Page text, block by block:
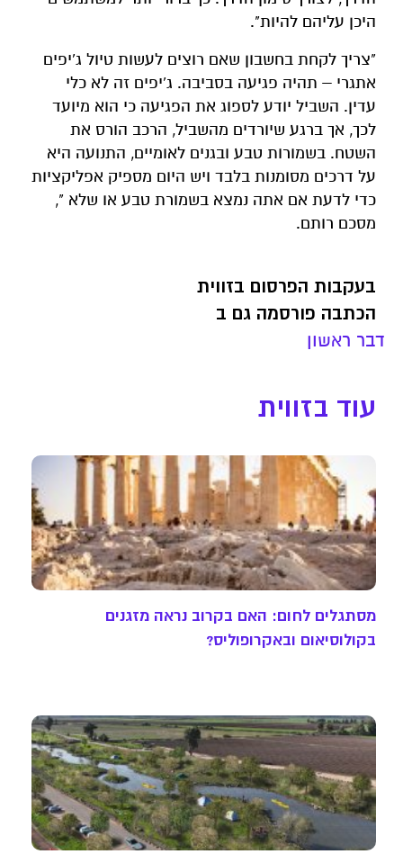
היכן עליהם להיות".
"צריך לקחת בחשבון שאם רוצים לעשות טיול ג'יפים
אתגרי – תהיה פגיעה בסביבה. ג'יפים זה לא כלי
עדין. השביל יודע לספוג את הפגיעה כי הוא מיועד
לכך, אך ברגע שיורדים מהשביל, הרכב הורס את
השטח. בשמורות טבע ובגנים לאומיים, התנועה היא
על דרכים מסומנות בלבד ויש היום מספיק אפליקציות
כדי לדעת אם אתה נמצא בשמורת טבע או שלא ",
מסכם רותם.
בעקבות הפרסום בזווית
הכתבה פורסמה גם ב
דבר ראשון
עוד בזווית
מסתגלים לחום: האם בקרוב נראה מזגנים
בקולוסיאום ובאקרופוליס?